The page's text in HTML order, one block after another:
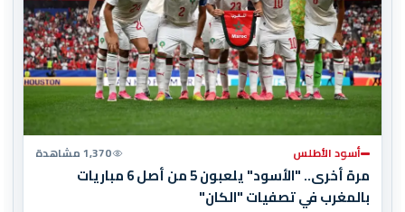
أسود الأطلس 1,370 مشاهدة
مرة أخرى.. "الأسود" يلعبون 5 من أصل 6 مباريات
بالمغرب في تصفيات "الكان"